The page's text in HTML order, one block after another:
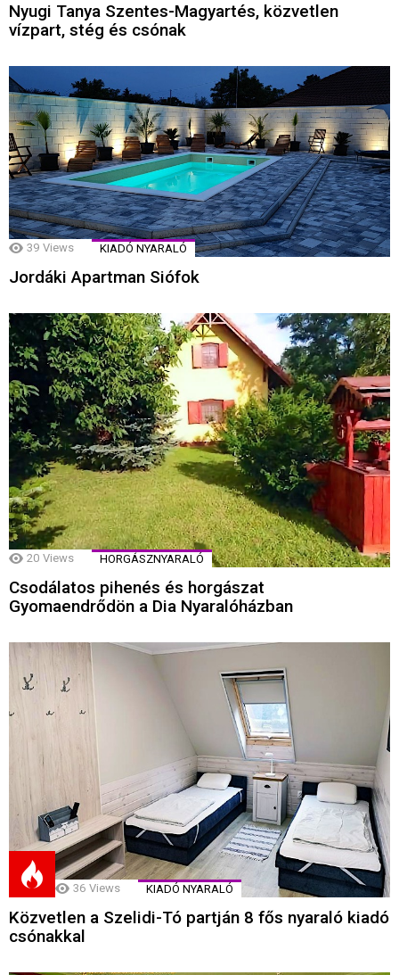
Nyugi Tanya Szentes-Magyartés, közvetlen
vízpart, stég és csónak
39 Views KIADÓ NYARALÓ
Jordáki Apartman Siófok
20 Views HORGÁSZNYARALÓ
Csodálatos pihenés és horgászat
Gyomaendrődön a Dia Nyaralóházban
36 Views KIADÓ NYARALÓ
Közvetlen a Szelidi-Tó partján 8 fős nyaraló kiadó
csónakkal